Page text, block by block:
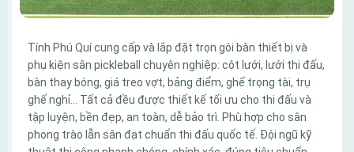
Tính Phú Quí cung cấp và lắp đặt trọn gói bàn thiết bị và
phụ kiện sân pickleball chuyên nghiệp: cột lưới, lưới thi đấu,
bàn thay bóng, giá treo vợt, bảng điểm, ghế trọng tài, trụ
ghế nghỉ… Tất cả đều được thiết kế tối ưu cho thi đấu và
tập luyện, bền đẹp, an toàn, dễ bảo trì. Phù hợp cho sân
phong trào lẫn sân đạt chuẩn thi đấu quốc tế. Đội ngũ kỹ